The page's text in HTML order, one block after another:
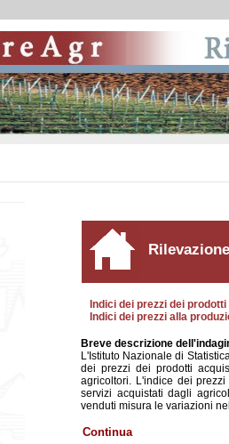
Indici dei prezzi dei
Indici dei prezzi alla
Breve descrizione
L'Istituto Nazionale di
dei prezzi dei prodotti
agricoltori. L'indice dei
servizi acquistati dagli
venduti misura le variazioni
Continua